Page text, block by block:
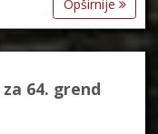
Opširnije
64. grend